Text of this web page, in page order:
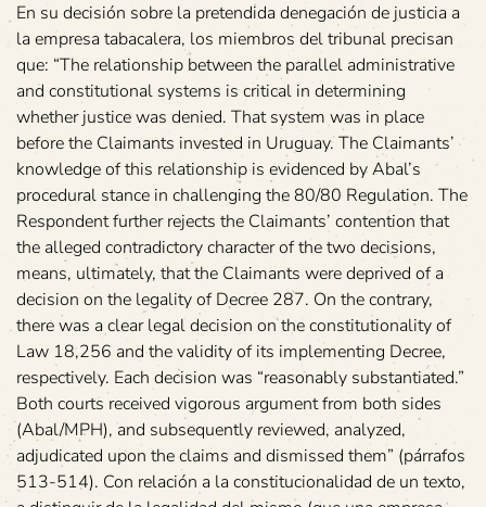
En su decisión sobre la pretendida denegación de justicia a
la empresa tabacalera, los miembros del tribunal precisan
que: “The relationship between the parallel administrative
and constitutional systems is critical in determining
whether justice was denied. That system was in place
before the Claimants invested in Uruguay. The Claimants’
knowledge of this relationship is evidenced by Abal’s
procedural stance in challenging the 80/80 Regulation. The
Respondent further rejects the Claimants’ contention that
the alleged contradictory character of the two decisions,
means, ultimately, that the Claimants were deprived of a
decision on the legality of Decree 287. On the contrary,
there was a clear legal decision on the constitutionality of
Law 18,256 and the validity of its implementing Decree,
respectively. Each decision was “reasonably substantiated.”
Both courts received vigorous argument from both sides
(Abal/MPH), and subsequently reviewed, analyzed,
adjudicated upon the claims and dismissed them” (párrafos
513-514). Con relación a la constitucionalidad de un texto,